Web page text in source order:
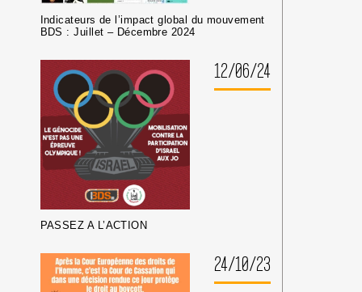
Indicateurs de l’impact global du mouvement
BDS : Juillet – Décembre 2024
12/06/24
PASSEZ A L’ACTION
24/10/23